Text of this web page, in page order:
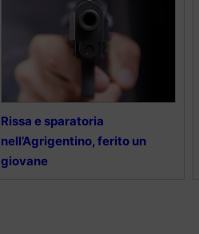
Rissa e sparatoria
nell’Agrigentino, ferito un
giovane